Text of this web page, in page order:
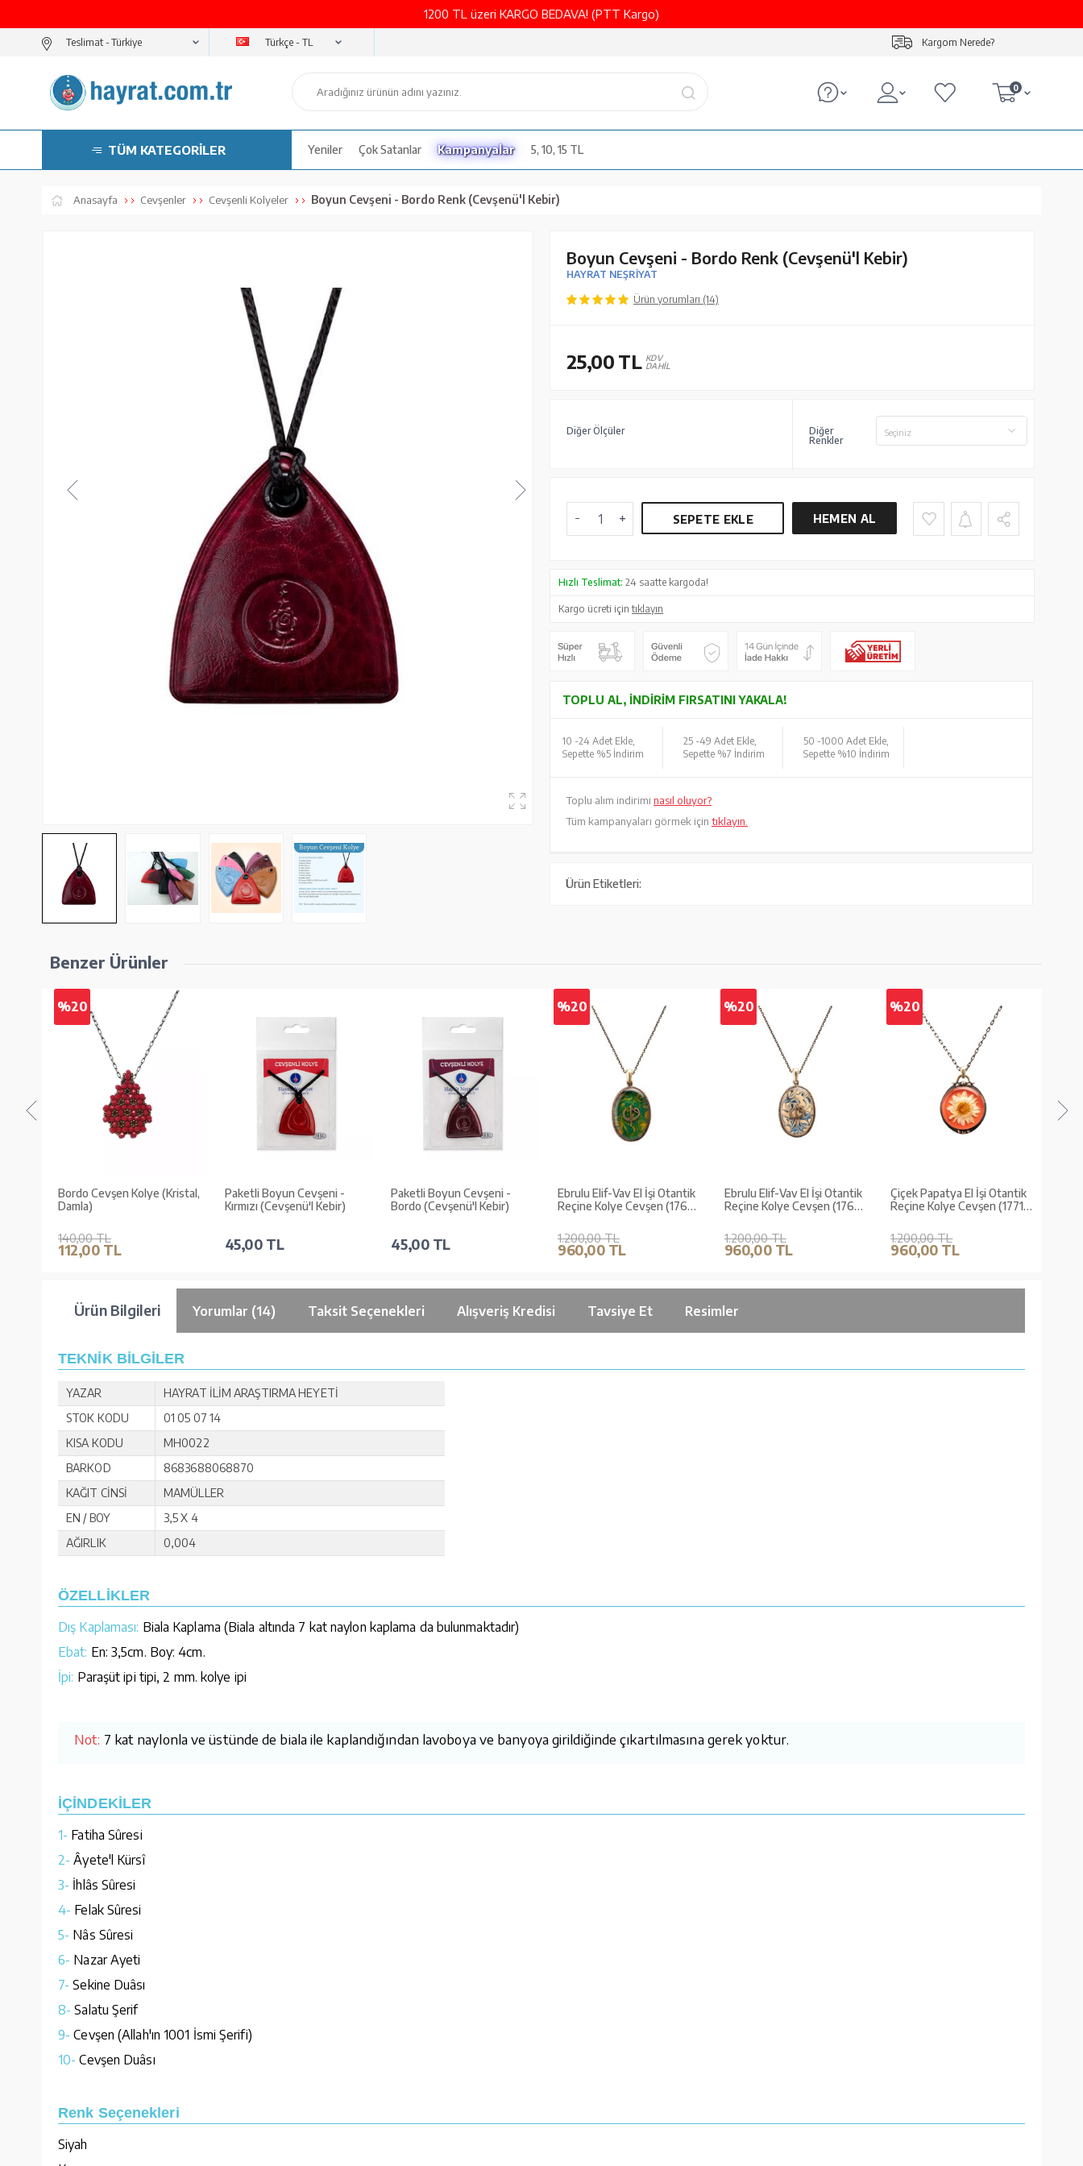
1200 TL üzeri KARGO BEDAVA! (PTT Kargo)
Teslimat - Türkçe - TL Kargom Nerede?
0
TÜM KATEGORİLER Yeniler Çok Satanlar Kampanyalar 5, 10, 15 TL
Anasayfa Cevşenler Cevşenli Kolyeler Boyun Cevşeni - Bordo Renk (Cevşenü'l Kebir)
Boyun Cevşeni - Bordo Renk (Cevşenü'l Kebir)
HAYRAT NEŞRİYAT
Ürün yorumları (14)
25,00TL KDV
DAHİL
Diğer Ölçüler
Diğer
Renkler
Seçiniz
SEPETE EKLE HEMEN AL
Hızlı Teslimat: 24 saatte kargoda!
Kargo ücreti içintıklayın
TOPLU AL, İNDIRIM FIRSATINI YAKALA!
10 -24 Adet Ekle,
Sepette %5 İndirim
25 -49 Adet Ekle,
Sepette %7 İndirim
50 -1000 Adet Ekle,
Sepette %10 İndirim
Toplu alım indirimi nasıl oluyor?
Tüm kampanyaları görmek için tıklayın.
Ürün Etiketleri:
Benzer Ürünler
%20
Bordo Cevşen Kolye (Kristal,
Damla)
140,00 TL
112,00 TL
Paketli Boyun Cevşeni -
Kırmızı (Cevşenü'l Kebir)
45,00 TL
Paketli Boyun Cevşeni -
Bordo (Cevşenü'l Kebir)
45,00 TL
%20
Ebrulu Elif-Vav El İşi Otantik
Reçine Kolye Cevşen (1766-
1.200,00 TL
960,00 TL
%20
Ebrulu Elif-Vav El İşi Otantik
Reçine Kolye Cevşen (1766-
1.200,00 TL
960,00 TL
%20
Çiçek Papatya El İşi Otantik
Reçine Kolye Cevşen (1771-
1.200,00 TL
960,00 TL
Ürün Bilgileri Yorumlar (14) Taksit Seçenekleri Alışveriş Kredisi Tavsiye Et Resimler
TEKNİK BİLGİLER
YAZAR
HAYRAT İLİM ARAŞTIRMA HEYETİ
STOK KODU
01 05 07 14
KISA KODU
MH0022
BARKOD
8683688068870
KAĞIT CİNSİ
MAMÜLLER
EN / BOY
3,5 X 4
AĞIRLIK
0,004
ÖZELLİKLER
Dış Kaplaması: Biala Kaplama (Biala altında 7 kat naylon kaplama da bulunmaktadır)
Ebat: En: 3,5cm. Boy: 4cm.
İpi: Paraşüt ipi tipi, 2 mm. kolye ipi
Not: 7 kat naylonla ve üstünde de biala ile kaplandığından lavoboya ve banyoya girildiğinde çıkartılmasına gerek yoktur.
İÇİNDEKİLER
1- Fatiha Sûresi
2- Âyete'l Kürsî
3- İhlâs Sûresi
4- Felak Sûresi
5- Nâs Sûresi
6- Nazar Ayeti
7- Sekine Duâsı
8- Salatu Şerif
9- Cevşen (Allah'ın 1001 İsmi Şerifi)
10- Cevşen Duâsı
Renk Seçenekleri
Siyah